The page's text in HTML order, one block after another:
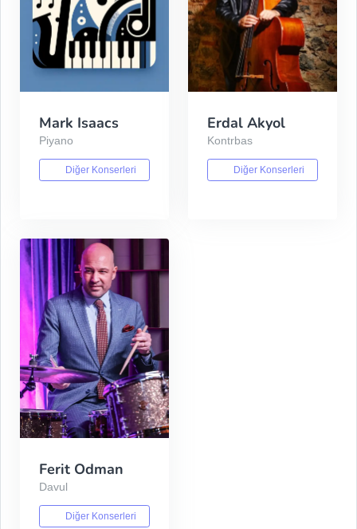
Mark Isaacs
Piyano
Diğer Konserleri
Erdal Akyol
Kontrbas
Diğer Konserleri
Ferit Odman
Davul
Diğer Konserleri